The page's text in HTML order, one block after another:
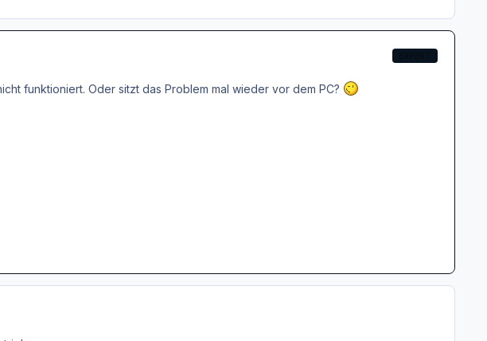
funktioniert. Oder sitzt das Problem mal wieder vor dem PC?